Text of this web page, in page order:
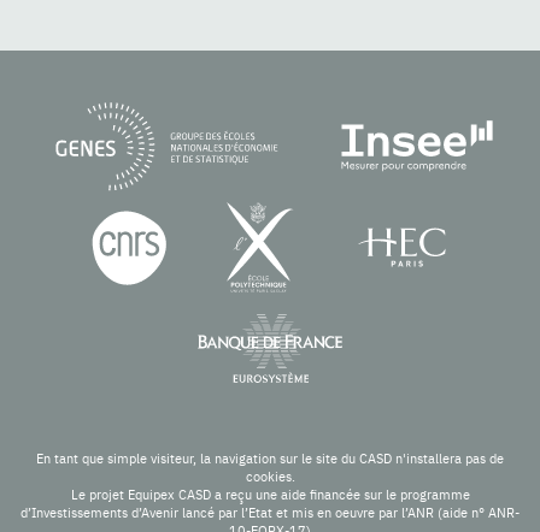
En tant que simple visiteur, la navigation sur le site du CASD n'installera pas de
cookies.
Le projet Equipex CASD a reçu une aide financée sur le programme
d’Investissements d’Avenir lancé par l’Etat et mis en oeuvre par l’ANR (aide n° ANR-